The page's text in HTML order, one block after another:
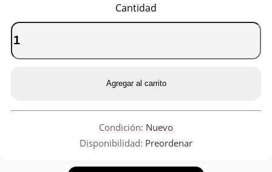
Cantidad
Agregar al carrito
Condición: Nuevo
Disponibilidad: Preordenar